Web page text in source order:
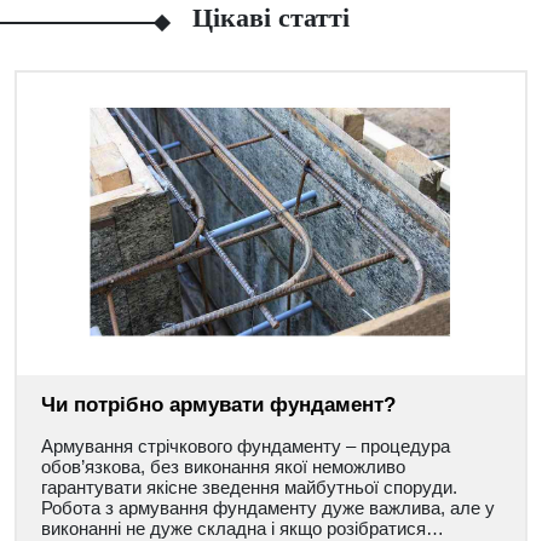
Цікаві статті
Чи потрібно армувати фундамент?
Армування стрічкового фундаменту – процедура
обов’язкова, без виконання якої неможливо
гарантувати якісне зведення майбутньої споруди.
Робота з армування фундаменту дуже важлива, але у
виконанні не дуже складна і якщо розібратися…